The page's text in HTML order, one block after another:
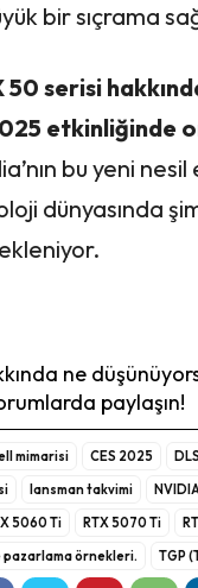
bir sıçrama
50 serisi
etkinliğinde
bu yeni
dünyasında
ne
paylaşın!
mimarisi CES 2025
lansman takvimi
5060 Ti RTX 5070 Ti
pazarlama örnekleri. TGP